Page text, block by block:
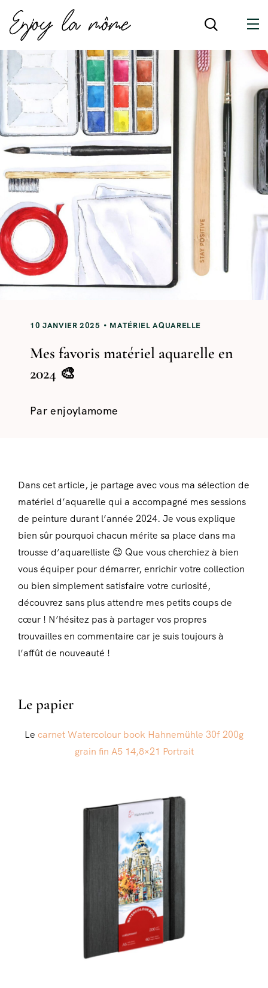
10 JANVIER 2025 MATÉRIEL AQUARELLE
Mes favoris matériel aquarelle en
2024 🎨
Parenjoylamome
Dans cet article, je partage avec vous ma sélection de
matériel d’aquarelle qui a accompagné mes sessions
de peinture durant l’année 2024. Je vous explique
bien sûr pourquoi chacun mérite sa place dans ma
trousse d’aquarelliste 😉 Que vous cherchiez à bien
vous équiper pour démarrer, enrichir votre collection
ou bien simplement satisfaire votre curiosité,
découvrez sans plus attendre mes petits coups de
cœur ! N’hésitez pas à partager vos propres
trouvailles en commentaire car je suis toujours à
l’affût de nouveauté !
Le papier
Le carnet Watercolour book Hahnemühle 30f 200g
grain fin A5 14,8×21 Portrait